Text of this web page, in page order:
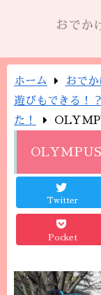
おでか
ホーム おでか
遊びもできる！
た！
Twitter
Pocket